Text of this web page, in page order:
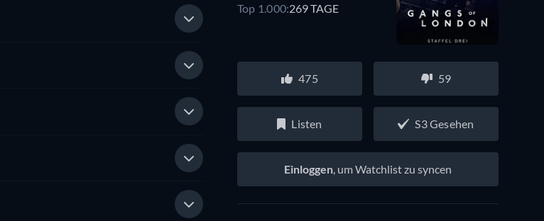
Top 1.000:269 TAGE
475 59
Listen S3 Gesehen
Einloggen, um Watchlist zu syncen